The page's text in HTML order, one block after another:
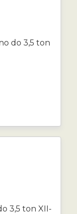
do 3,5 ton
3,5 ton XII-